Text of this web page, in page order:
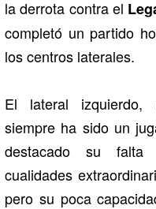
la derrota contra el
completó un partido
los centros laterales.
El lateral izquierdo,
siempre ha sido un
destacado su
cualidades
pero su poca